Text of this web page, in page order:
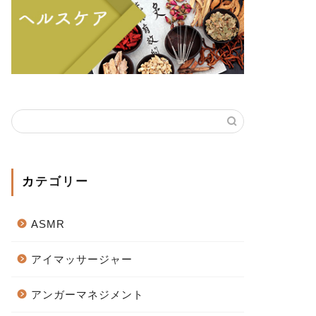
カテゴリー
ASMR
アイマッサージャー
アンガーマネジメント